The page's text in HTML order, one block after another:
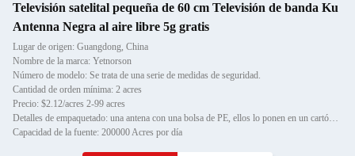
Televisión satelital pequeña de 60 cm Televisión de banda Ku
Antenna Negra al aire libre 5g gratis
Lugar de origen: Guangdong, China
Nombre de la marca: Yetnorson
Número de modelo: Se trata de una serie de medidas de seguridad.
Cantidad de orden mínima: 2 acres
Precio: $2.12/acres 2-99 acres
Detalles de empaquetado: una antena con una bolsa de PE, ellos lo ponen en un cartón de Antenna HDTV Indoor Digital Antenna T
Capacidad de la fuente: 200000 Acres por día